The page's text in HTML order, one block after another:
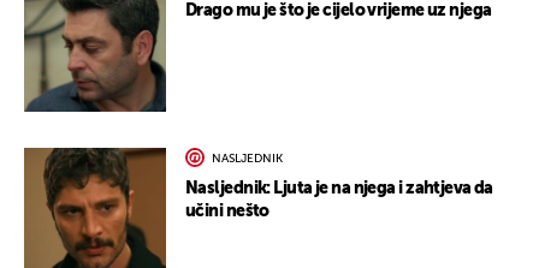
Drago mu je što je cijelo vrijeme uz njega
NASLJEDNIK
Nasljednik: Ljuta je na njega i zahtjeva da
učini nešto